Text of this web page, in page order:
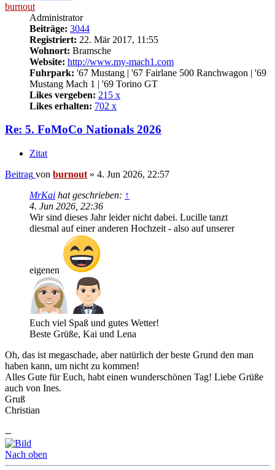
burnout
Administrator
Beiträge: 3044
Registriert: 22. Mär 2017, 11:55
Wohnort: Bramsche
Website: http://www.my-mach1.com
Fuhrpark: '67 Mustang | '67 Fairlane 500 Ranchwagon | '69
Mustang Mach 1 | '69 Torino GT
Likes vergeben: 215 x
Likes erhalten: 702 x
Re: 5. FoMoCo Nationals 2026
Zitat
Beitrag von burnout » 4. Jun 2026, 22:57
MrKai hat geschrieben: ↑
4. Jun 2026, 22:36
Wir sind dieses Jahr leider nicht dabei. Lucille tanzt
diesmal auf einer anderen Hochzeit - also auf unserer
eigenen
Euch viel Spaß und gutes Wetter!
Beste Grüße, Kai und Lena
Oh, das ist megaschade, aber natürlich der beste Grund den man
haben kann, um nicht zu kommen!
Alles Gute für Euch, habt einen wunderschönen Tag! Liebe Grüße
auch von Ines.
Gruß
Christian
--
Nach oben